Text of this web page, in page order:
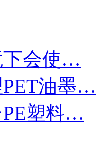
下会使…
油墨…
塑料…